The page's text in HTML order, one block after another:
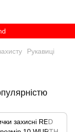
Рукавиці